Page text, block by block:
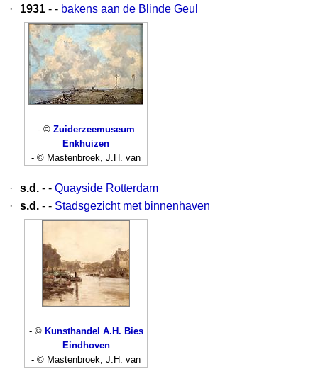
· 1931 - - bakens aan de Blinde Geul
- © Zuiderzeemuseum
Enkhuizen
- © Mastenbroek, J.H. van
· s.d. - - Quayside Rotterdam
·
s.d. - - Stadsgezicht met binnenhaven
- © Kunsthandel A.H. Bies
Eindhoven
- © Mastenbroek, J.H. van